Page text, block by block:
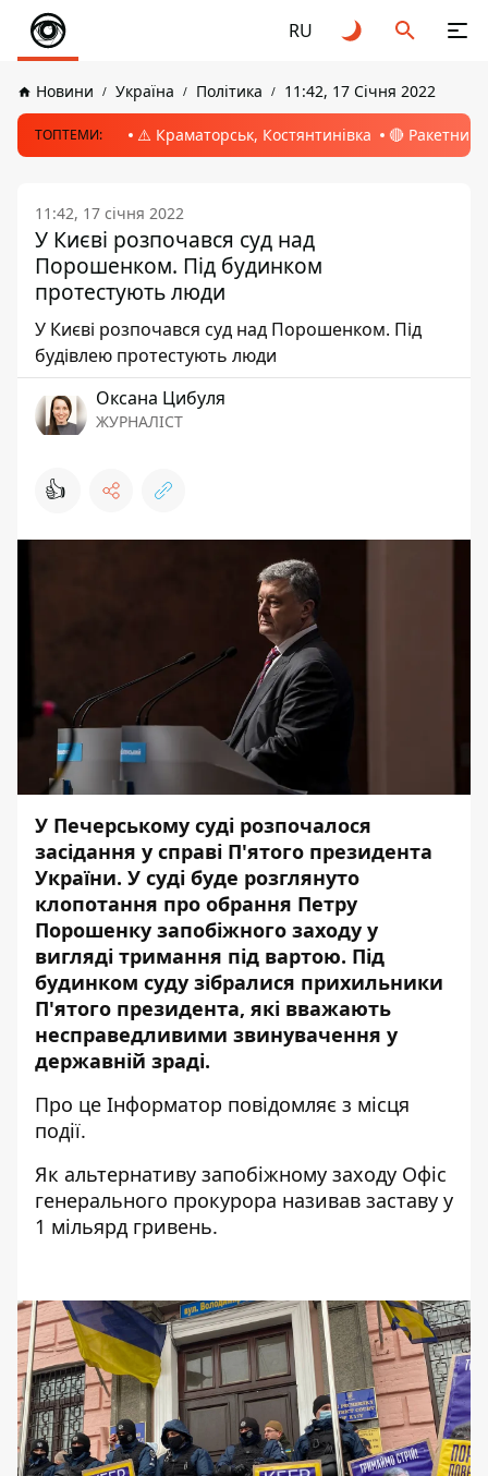
RU
Новини Україна Політика 11:42, 17 Січня 2022
ТОПТЕМИ: ⚠️ Краматорськ, Костянтинівка 🔴 Ракетний
11:42, 17 січня 2022
У Києві розпочався суд над
Порошенком. Під будинком
протестують люди
У Києві розпочався суд над Порошенком. Під
будівлею протестують люди
Оксана Цибуля
ЖУРНАЛІСТ
👍
У Печерському суді розпочалося
засідання у справі П'ятого президента
України. У суді буде розглянуто
клопотання про обрання Петру
Порошенку запобіжного заходу у
вигляді тримання під вартою. Під
будинком суду зібралися прихильники
П'ятого президента, які вважають
несправедливими звинувачення у
державній зраді.
Про це Інформатор повідомляє з місця
події.
Як альтернативу запобіжному заходу Офіс
генерального прокурора називав заставу у
1 мільярд гривень.